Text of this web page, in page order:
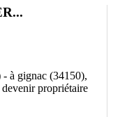
- à gignac (34150),
propriétaire